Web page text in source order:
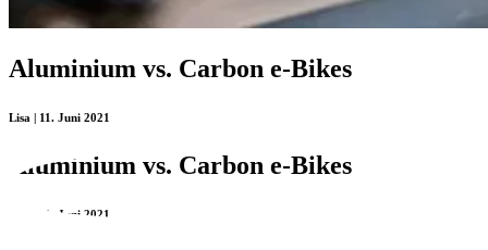
Aluminium vs. Carbon e-Bikes
Lisa | 11. Juni 2021
Aluminium vs. Carbon e-Bikes
Lisa | 11. Juni 2021